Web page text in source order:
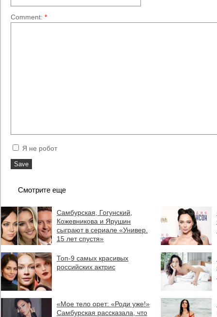
Comment: *
Я не робот
Смотрите еще
Самбурская, Гогунский,
Кожевникова и Ярушин
сыграют в сериале «Универ.
15 лет спустя»
Топ-9 самых красивых
российских актрис
«Мое тело орет: «Роди уже!»
Самбурская рассказала, что